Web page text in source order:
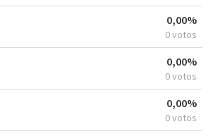
0,00%
0 votos
0,00%
0 votos
0,00%
0 votos